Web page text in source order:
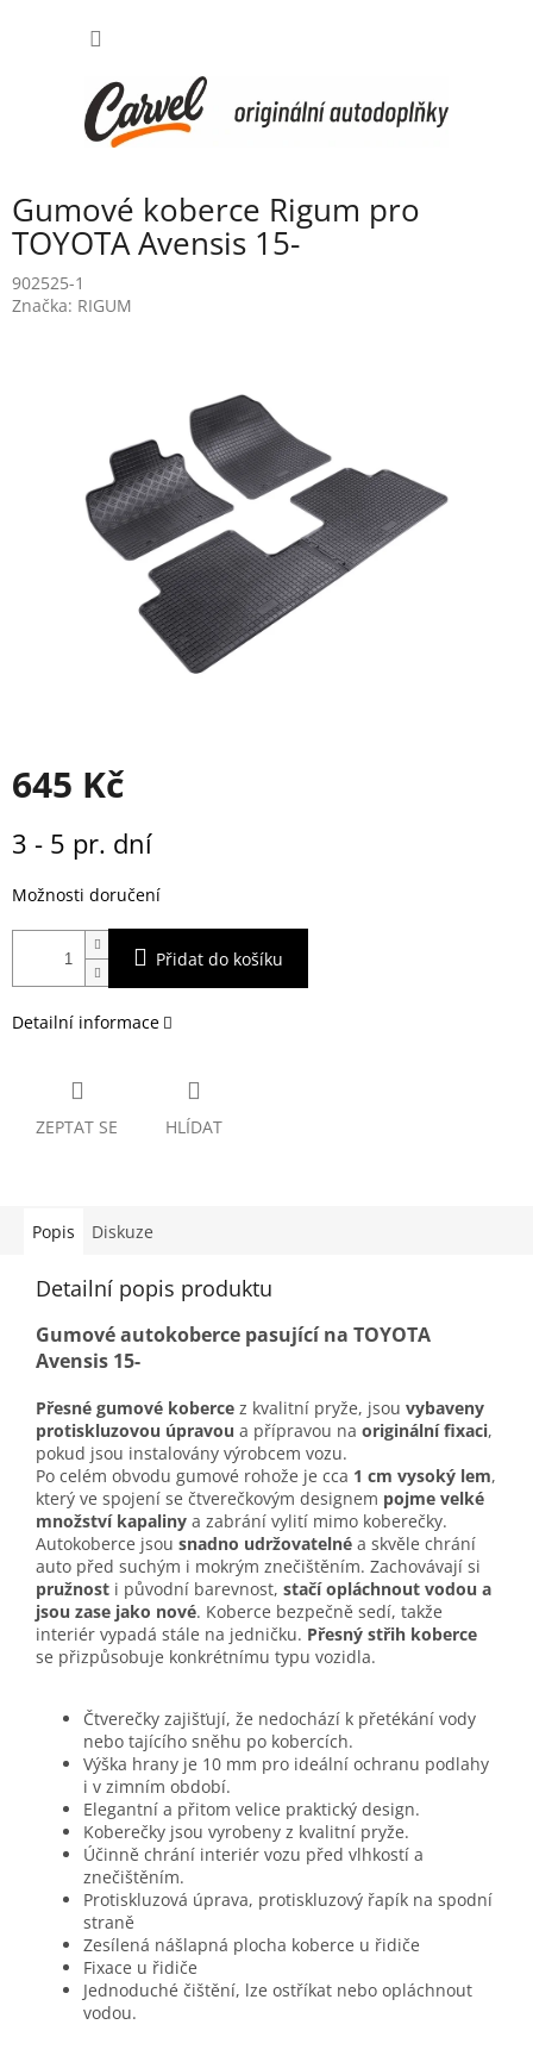
Gumové koberce Rigum pro
TOYOTA Avensis 15-
902525-1
Značka: RIGUM
645 Kč
cena:
3 - 5 pr. dní
Možnosti doručení
Přidat do košíku
Detailní informace
ZEPTAT SE HLÍDAT
Popis Diskuze
Detailní popis produktu
Gumové autokoberce pasující na TOYOTA
Avensis 15-
Přesné gumové koberce z kvalitní pryže, jsou vybaveny
protiskluzovou úpravou a přípravou na originální fixaci,
pokud jsou instalovány výrobcem vozu.
Po celém obvodu gumové rohože je cca 1 cm vysoký lem,
který ve spojení se čtverečkovým designem pojme velké
množství kapaliny a zabrání vylití mimo koberečky.
Autokoberce jsou snadno udržovatelné a skvěle chrání
auto před suchým i mokrým znečištěním. Zachovávají si
pružnost i původní barevnost, stačí opláchnout vodou a
jsou zase jako nové. Koberce bezpečně sedí, takže
interiér vypadá stále na jedničku. Přesný střih koberce
se přizpůsobuje konkrétnímu typu vozidla.
Čtverečky zajišťují, že nedochází k přetékání vody
nebo tajícího sněhu po kobercích.
Výška hrany je 10 mm pro ideální ochranu podlahy
i v zimním období.
Elegantní a přitom velice praktický design.
Koberečky jsou vyrobeny z kvalitní pryže.
Účinně chrání interiér vozu před vlhkostí a
znečištěním.
Protiskluzová úprava, protiskluzový řapík na spodní
straně
Zesílená nášlapná plocha koberce u řidiče
Fixace u řidiče
Jednoduché čištění, lze ostříkat nebo opláchnout
vodou.